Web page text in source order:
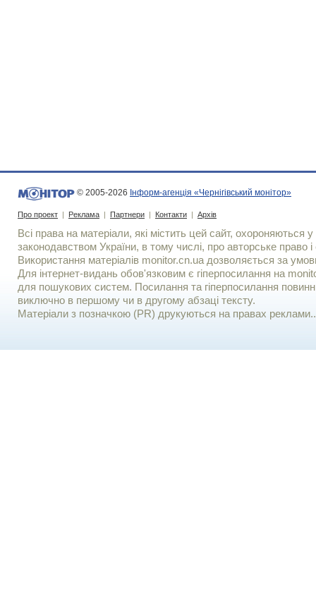
© 2005-2026 Інформ-агенція «Чернігівський монітор»
Про проект | Реклама | Партнери | Контакти | Архів
Всі права на матеріали, які містить цей сайт, охороняються у
законодавством України, в тому числі, про авторське право і
Використання матерiалiв monitor.cn.ua дозволяється за
Для iнтернет-видань обов'язковим є гiперпосилання на
для пошукових систем. Посилання та гіперпосилання
виключно в першому чи в другому абзаці тексту.
Матеріали з позначкою (PR) друкуються на правах реклами..